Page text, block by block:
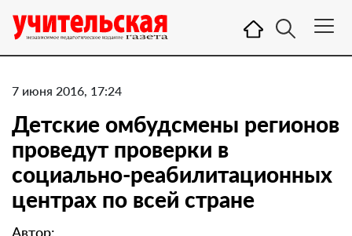
7 июня 2016, 17:24
Детские омбудсмены регионов
проведут проверки в
социально-реабилитационных
центрах по всей стране
Автор: